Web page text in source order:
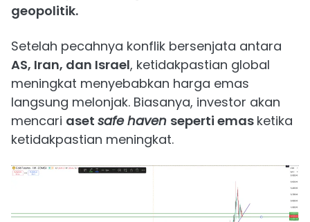
geopolitik.
Setelah pecahnya konflik bersenjata antara
AS, Iran, dan Israel, ketidakpastian global
meningkat menyebabkan harga emas
langsung melonjak. Biasanya, investor akan
mencari aset safe haven seperti emas ketika
ketidakpastian meningkat.